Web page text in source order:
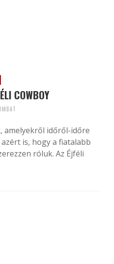
COWBOY
amelyekről időről-időre
is, hogy a fiatalabb
róluk. Az Éjféli